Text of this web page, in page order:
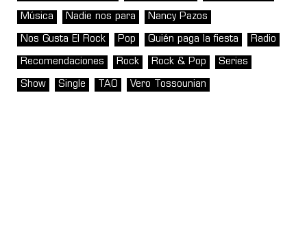
Música Nadie nos para Nancy Pazos
Nos Gusta El Rock Pop Quién paga la fiesta Radio
Recomendaciones Rock Rock & Pop Series
Show Single TAO Vero Tossounian